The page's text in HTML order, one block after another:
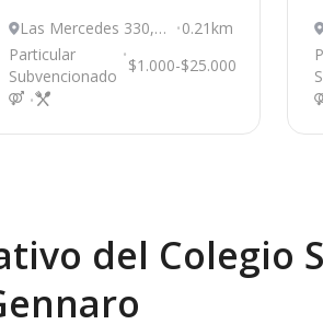
Las Mercedes 330, P
aine
0.21km
Particular
Subvencionado
$1.000-$25.000
del Colegio